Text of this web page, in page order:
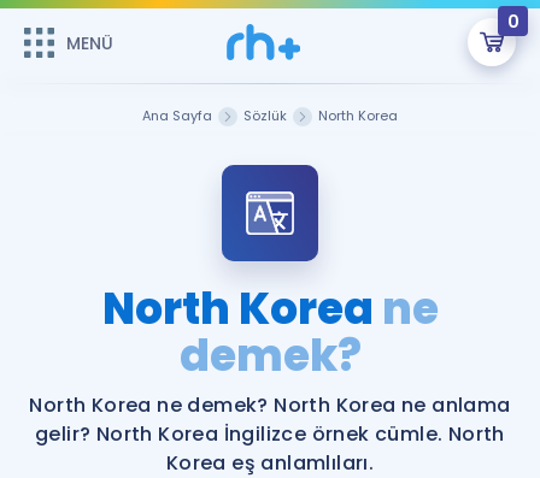
MENÜ
0
Şifremi Hatırlamıyorum
Sepetin Şu An Boş.
Remzi Hoca ile seni sınava hazırlayacak onlarca eğitim seni
bekliyor!
MENÜ
Katılımcı Görüşleri
Faydalı Araçlar
Ücretsiz Kaynaklar
İngilizce Gramer
Ana Sayfa Sözlük North Korea
North Korea ne
demek?
North Korea ne demek? North Korea ne anlama
gelir? North Korea İngilizce örnek cümle. North
Korea eş anlamlıları.